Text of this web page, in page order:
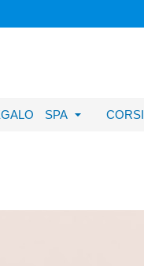
SPA CORSI